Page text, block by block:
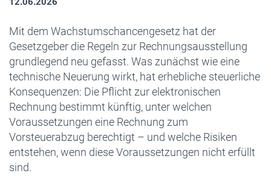
Mit dem Wachstumschancengesetz hat der
Gesetzgeber die Regeln zur Rechnungsausstellung
grundlegend neu gefasst. Was zunächst wie eine
technische Neuerung wirkt, hat erhebliche steuerliche
Konsequenzen: Die Pflicht zur elektronischen
Rechnung bestimmt künftig, unter welchen
Voraussetzungen eine Rechnung zum
Vorsteuerabzug berechtigt – und welche Risiken
entstehen, wenn diese Voraussetzungen nicht erfüllt
sind.